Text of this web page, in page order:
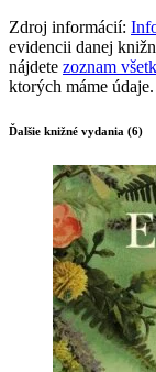
Zdroj informácií:
evidencii danej
nájdete zoznam
ktorých máme údaje.
Ďalšie knižné vydania (6)